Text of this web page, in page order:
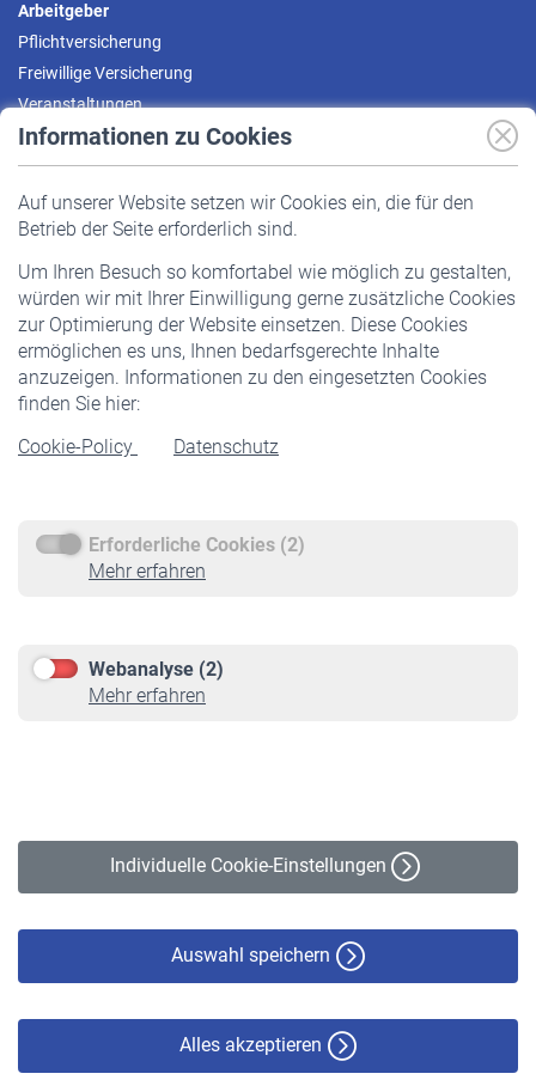
Informationen zu Cookies
Auf unserer Website setzen wir Cookies ein, die für den
Betrieb der Seite erforderlich sind.
Um Ihren Besuch so komfortabel wie möglich zu gestalten,
würden wir mit Ihrer Einwilligung gerne zusätzliche Cookies
zur Optimierung der Website einsetzen. Diese Cookies
ermöglichen es uns, Ihnen bedarfsgerechte Inhalte
anzuzeigen. Informationen zu den eingesetzten Cookies
finden Sie hier:
Cookie-Policy
Datenschutz
Erforderliche Cookies (2)
Mehr erfahren
Webanalyse (2)
Mehr erfahren
Individuelle Cookie-Einstellungen
Auswahl speichern
Alles akzeptieren
Arbeitgeber
Pflichtversicherung
Freiwillige Versicherung
Veranstaltungen
Pflichtversicherung
Staatliche Förderung
Veranstaltungen
Rentner
Rentenbeginn
Rente beantragen
Service
Informationen
Online-Rechner
VBLnewsletter
Erklärung zur Barrierefreiheit
© VBL 2026